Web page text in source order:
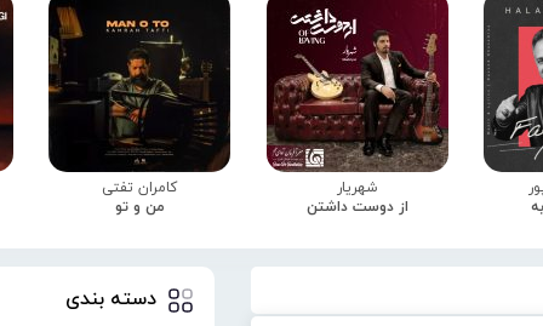
شهریار
از دوست داشتن
کامران تفتی
من و تو
دسته بندی